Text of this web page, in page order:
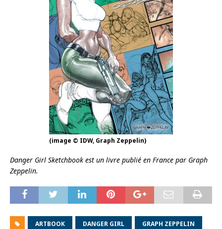
(image © IDW, Graph Zeppelin)
Danger Girl Sketchbook est un livre publié en France par Graph
Zeppelin.
ARTBOOK DANGER GIRL GRAPH ZEPPELIN